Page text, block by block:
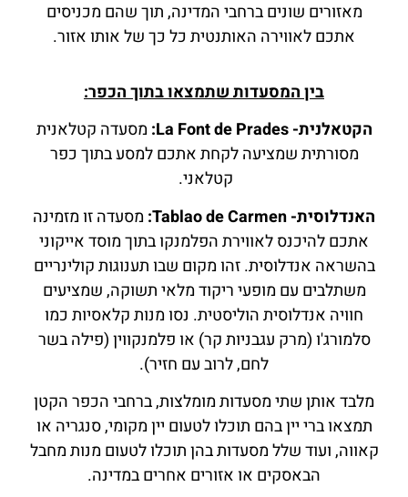
מאזורים שונים ברחבי המדינה, תוך שהם מכניסים
אתכם לאווירה האותנטית כל כך של אותו אזור.
בין המסעדות שתמצאו בתוך הכפר:
הקטאלנית- La Font de Prades:
מסעדה קטלאנית
מסורתית שמציעה לקחת אתכם למסע בתוך כפר
קטלאני.
האנדלוסית- Tablao de Carmen:
מסעדה זו מזמינה
אתכם להיכנס לאווירת הפלמנקו בתוך מוסד אייקוני
בהשראה אנדלוסית. זהו מקום שבו תענוגות קולינריים
משתלבים עם מופעי ריקוד מלאי תשוקה, שמציעים
חוויה אנדלוסית הוליסטית. נסו מנות קלאסיות כמו
סלמורג'ו (מרק עגבניות קר) או פלמנקווין (פילה בשר
לחם, לרוב עם חזיר).
מלבד אותן שתי מסעדות מומלצות, ברחבי הכפר הקטן
תמצאו ברי יין בהם תוכלו לטעום יין מקומי, סנגריה או
קאווה, ועוד שלל מסעדות בהן תוכלו לטעום מנות מחבל
הבאסקים או אזורים אחרים במדינה.